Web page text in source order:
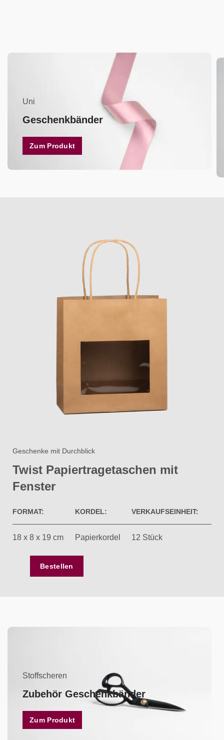
Uni
Geschenkbänder
Zum Produkt
Geschenke mit Durchblick
Twist Papiertragetaschen mit
Fenster​
FORMAT: KORDEL: VERKAUFSEINHEIT:
18 x 8 x 19 cm Papierkordel 12 Stück
Bestellen
Stoffscheren
Zubehör Geschenkbänder
Zum Produkt